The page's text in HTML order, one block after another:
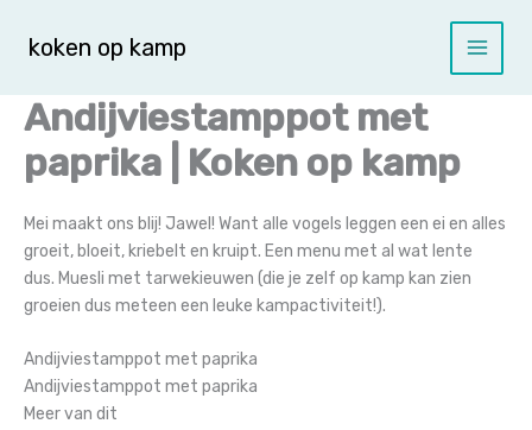
naar
inhoud
koken op kamp
Andijviestamppot met
paprika | Koken op kamp
Mei maakt ons blij! Jawel! Want alle vogels leggen een ei en alles
groeit, bloeit, kriebelt en kruipt. Een menu met al wat lente
dus. Muesli met tarwekieuwen (die je zelf op kamp kan zien
groeien dus meteen een leuke kampactiviteit!).
Andijviestamppot met paprika
Andijviestamppot met paprika
Meer van dit